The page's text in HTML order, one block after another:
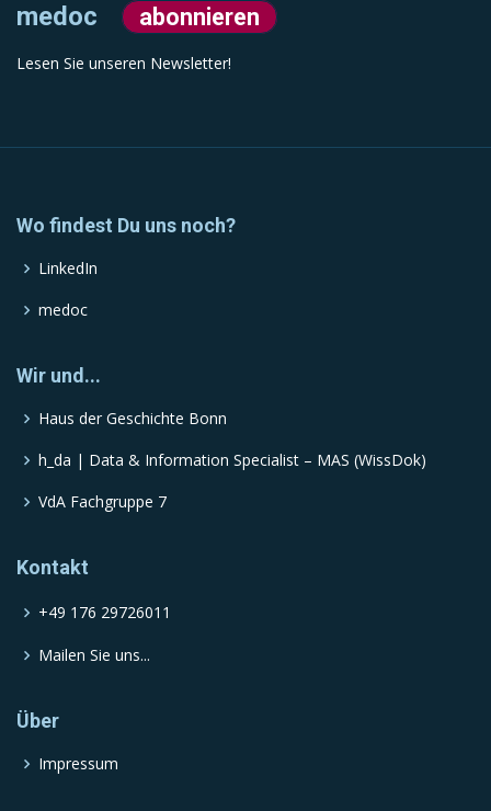
medoc abonnieren
Lesen Sie unseren Newsletter!
Wo findest Du uns noch?
LinkedIn
medoc
Wir und...
Haus der Geschichte Bonn
h_da | Data & Information Specialist – MAS (WissDok)
VdA Fachgruppe 7
Kontakt
+49 176 29726011
Mailen Sie uns...
Über
Impressum